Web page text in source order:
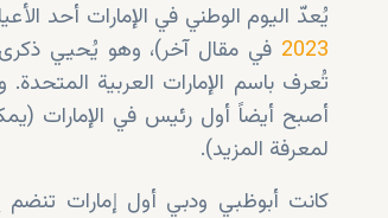
يُعدّ اليوم الوطني في الإمارات أحد
2023 في مقال آخر)، وهو يُحيي ذكرى
تُعرف باسم الإمارات العربية
أصبح أيضاً أول رئيس في الإمارات
لمعرفة المزيد).